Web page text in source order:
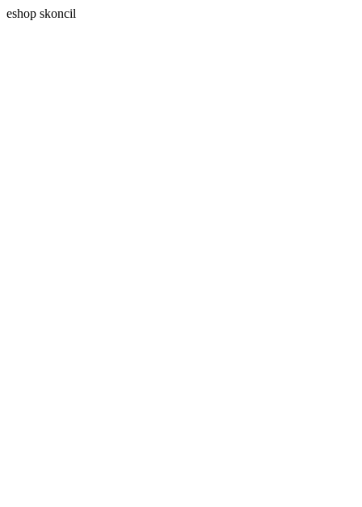
eshop skoncil